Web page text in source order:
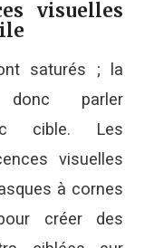
visuelles
saturés ; la
parler
cible. Les
visuelles
à cornes
créer des